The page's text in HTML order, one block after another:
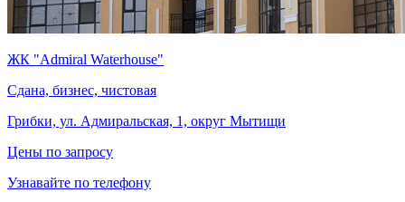
ЖК "Admiral Waterhouse"
Сдана, бизнес, чистовая
Грибки, ул. Адмиральская, 1, округ Мытищи
Цены по запросу
Узнавайте по телефону